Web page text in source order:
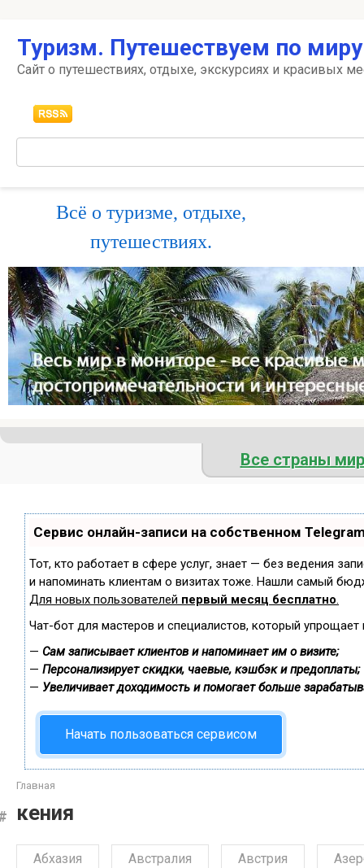
контенту
Туризм. Путешествуем по
Сайт о путешествиях, отдыхе, экскурсиях и красивых
Всё о туризме, отдыхе,
путешествиях.
Все страны
Сервис онлайн-записи на собственном
Тот, кто работает в сфере услуг, знает — без ведения
и напоминать клиентам о визитах тоже. Нашли самый
Для новых пользователей первый месяц бесплатно.
Чат-бот для мастеров и специалистов, который упрощает
— Сам записывает клиентов и напоминает им о визите;
— Персонализирует скидки, чаевые, кэшбэк и предоплаты;
— Увеличивает доходимость и помогает больше
Начать пользоваться сервисом
Главная
кения
Абхазия Австралия Австрия